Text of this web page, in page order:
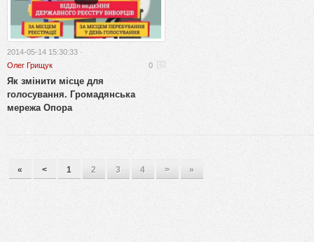
2014-05-14 15:30:33 ·
Олег Грищук
0
Як змінити місце для
голосування. Громадянська
мережа Опора
« < 1 2 3 4 > »